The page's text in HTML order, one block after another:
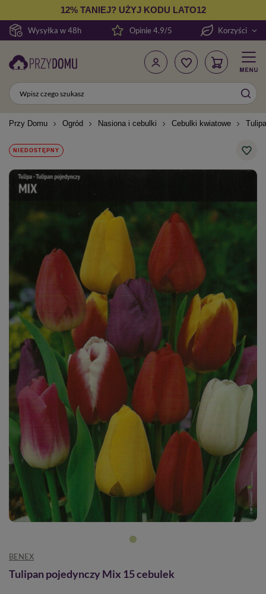
Wysyłka w 48h
12% TANIEJ? UŻYJ KODU LATO12
Opinie 4.9/5 Korzyści
Przy Domu Ogród Nasiona i cebulki Cebulki kwiatowe
NIEDOSTĘPNY
BENEX
Tulipan pojedynczy Mix 15 cebulek